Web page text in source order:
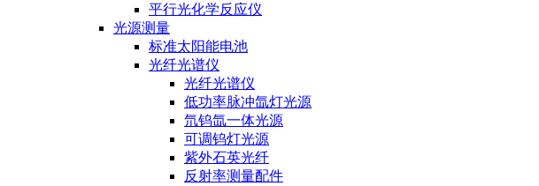
平行光化学反应仪
光源测量
标准太阳能电池
光纤光谱仪
光纤光谱仪
低功率脉冲氙灯光源
氘钨氙一体光源
可调钨灯光源
紫外石英光纤
反射率测量配件